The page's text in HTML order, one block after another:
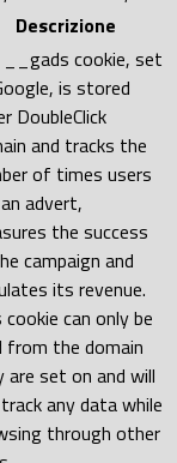
Descrizione
__gads cookie, set
is stored
DoubleClick
and tracks the
of times users
advert,
the success
campaign and
its revenue.
cookie can only be
from the domain
are set on and will
any data while
through other